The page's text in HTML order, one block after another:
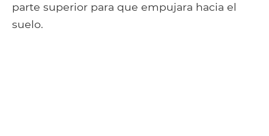
parte superior para que empujara hacia el
suelo.